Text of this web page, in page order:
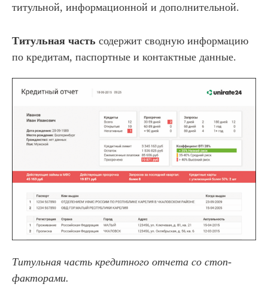
титульной, информационной и дополнительной.
Титульная часть содержит сводную информацию
по кредитам, паспортные и контактные данные.
Титульная часть кредитного отчета со стоп-
факторами.